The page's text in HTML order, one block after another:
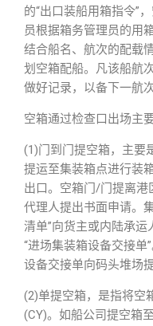
的“出口装船用箱指令”
员根据箱务管理员的用
结合船名、航次的配载
划空箱配船。凡该船航
做好记录，以备下一航
空箱通过检查口出场主
(1)门到门提空箱，主要
提运至集装箱点进行装
出口。空箱门/门提离港
代理人提出书面申请。
清单”向货主或内陆承运
“进场集装箱设备交接
设备交接单向码头堆场
(2)单提空箱，是指将空
(CY)。如船公司提空箱